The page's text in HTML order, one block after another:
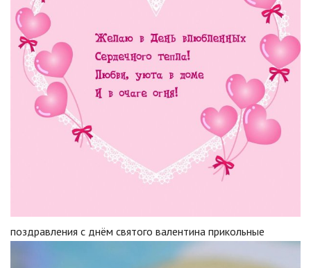
поздравления с днём святого валентина прикольные